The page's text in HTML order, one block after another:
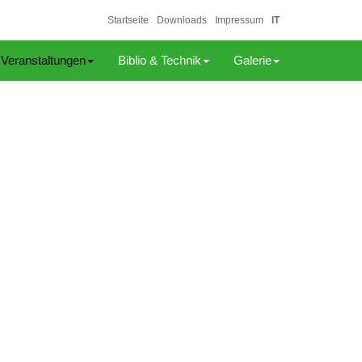
Biblio & Technik Galerie
Startseite Downloads Impressum IT